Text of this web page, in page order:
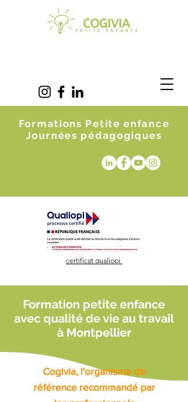
Formations Petite enfance
Journées pédagogiques
certificat qualiopi
Formation petite enfance
avec qualité de vie au travail
à Montpellier
Cogivia, l'organisme de
référence recommandé par